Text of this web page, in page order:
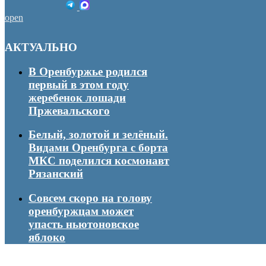
open
АКТУАЛЬНО
В Оренбуржье родился
первый в этом году
жеребенок лошади
Пржевальского
Белый, золотой и зелёный.
Видами Оренбурга с борта
МКС поделился космонавт
Рязанский
Совсем скоро на голову
оренбуржцам может
упасть ньютоновское
яблоко